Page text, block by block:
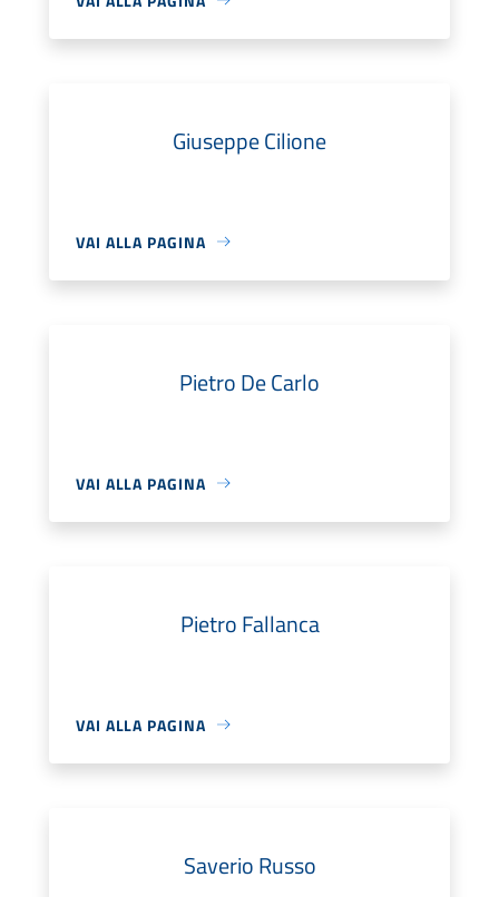
Giuseppe Cilione
VAI ALLA PAGINA
Pietro De Carlo
VAI ALLA PAGINA
Pietro Fallanca
VAI ALLA PAGINA
Saverio Russo